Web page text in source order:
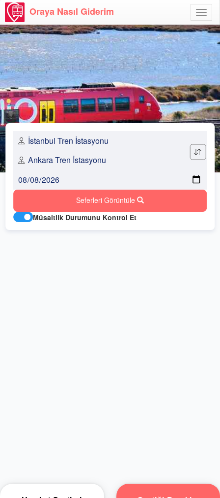
Aç
Oraya Nasıl Giderim
Seferleri Görüntüle
Müsaitlik Durumunu Kontrol Et